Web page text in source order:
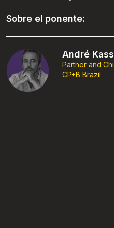
Sobre el ponente:
André
Partner and
CP+B Brazil